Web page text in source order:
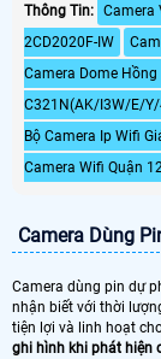
minh. Cung cấp khả năng giám sát
trực tiếp 2K để xem
đang xảy ra trong và
nhà bạn
Thông Tin: Camera
2CD2020F-IW
Camera Dome
C321N(AK/I3W/E/
Bộ Camera Ip Wifi
Camera Wifi Quận
Camera Dùng
Camera dùng pin dự
nhận biết với thời
tiện lợi và linh hoạt
ghi hình khi phát hiện